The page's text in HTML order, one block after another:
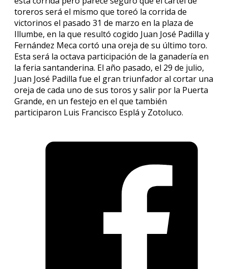
toreros será el mismo que toreó la corrida de
victorinos el pasado 31 de marzo en la plaza de
Illumbe, en la que resultó cogido Juan José Padilla y
Fernández Meca cortó una oreja de su último toro.
Esta será la octava participación de la ganadería en
la feria santanderina. El año pasado, el 29 de julio,
Juan José Padilla fue el gran triunfador al cortar una
oreja de cada uno de sus toros y salir por la Puerta
Grande, en un festejo en el que también
participaron Luis Francisco Esplá y Zotoluco.